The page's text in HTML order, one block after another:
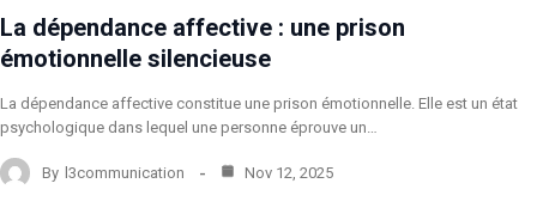
La dépendance affective : une prison
émotionnelle silencieuse
La dépendance affective constitue une prison émotionnelle. Elle est un état
psychologique dans lequel une personne éprouve un…
By l3communication Nov 12, 2025